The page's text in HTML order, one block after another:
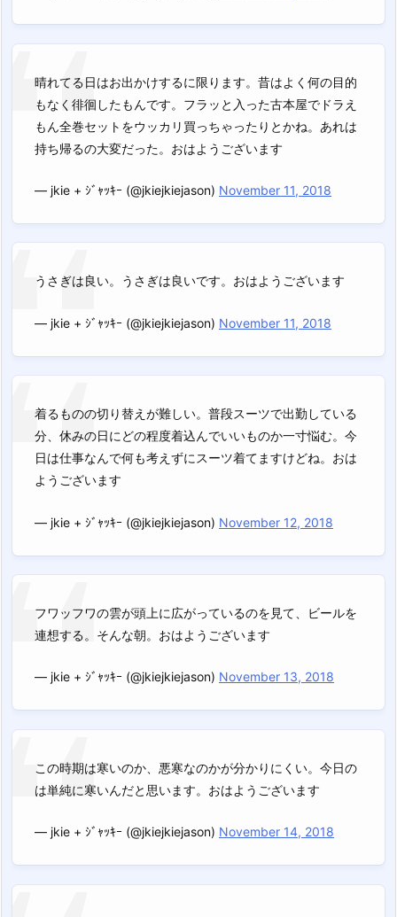
晴れてる日はお出かけするに限ります。昔はよく何の目的
もなく徘徊したもんです。フラッと入った古本屋でドラえ
もん全巻セットをウッカリ買っちゃったりとかね。あれは
持ち帰るの大変だった。おはようございます
— jkie + ｼﾞｬｯｷｰ (@jkiejkiejason) November 11, 2018
うさぎは良い。うさぎは良いです。おはようございます
— jkie + ｼﾞｬｯｷｰ (@jkiejkiejason) November 11, 2018
着るものの切り替えが難しい。普段スーツで出勤している
分、休みの日にどの程度着込んでいいものか一寸悩む。今
日は仕事なんで何も考えずにスーツ着てますけどね。おは
ようございます
— jkie + ｼﾞｬｯｷｰ (@jkiejkiejason) November 12, 2018
フワッフワの雲が頭上に広がっているのを見て、ビールを
連想する。そんな朝。おはようございます
— jkie + ｼﾞｬｯｷｰ (@jkiejkiejason) November 13, 2018
この時期は寒いのか、悪寒なのかが分かりにくい。今日の
は単純に寒いんだと思います。おはようございます
— jkie + ｼﾞｬｯｷｰ (@jkiejkiejason) November 14, 2018